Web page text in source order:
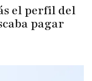
el perfil del
pagar